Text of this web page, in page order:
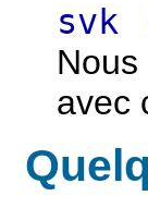
svk
avec